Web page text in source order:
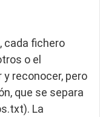
cada fichero
o el
reconocer, pero
que se separa
La